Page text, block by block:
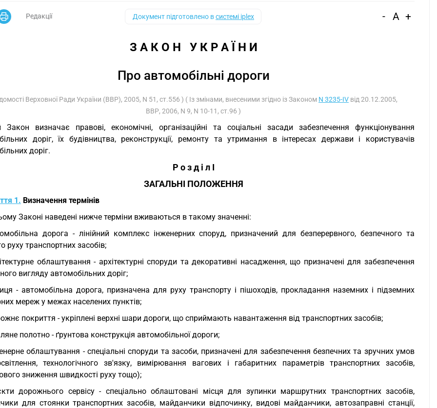
Редакції Документ підготовлено всистемі iplex - A +
З А К О Н   У К Р А Ї Н И
Про автомобільні дороги
Верховної Ради України (ВВР), 2005, N 51, ст.556 ) ( Із змінами, внесеними згідно із Законом N 3235-IV від 20.12.2005,
ВВР, 2006, N 9, N 10-11, ст.96 )
Закон визначає правові, економічні, організаційні та соціальні засади забезпечення функціонування
доріг, їх будівництва, реконструкції, ремонту та утримання в інтересах держави і користувачів
доріг.
Р о з д і л I
ЗАГАЛЬНІ ПОЛОЖЕННЯ
1. Визначення термінів
Законі наведені нижче терміни вживаються в такому значенні:
дорога - лінійний комплекс інженерних споруд, призначений для безперервного, безпечного та
руху транспортних засобів;
облаштування - архітектурні споруди та декоративні насадження, що призначені для забезпечення
вигляду автомобільних доріг;
- автомобільна дорога, призначена для руху транспорту і пішоходів, прокладання наземних і підземних
мереж у межах населених пунктів;
покриття - укріплені верхні шари дороги, що сприймають навантаження від транспортних засобів;
полотно - ґрунтова конструкція автомобільної дороги;
облаштування - спеціальні споруди та засоби, призначені для забезпечення безпечних та зручних умов
технологічного зв'язку, вимірювання вагових і габаритних параметрів транспортних засобів,
зниження швидкості руху тощо);
дорожнього сервісу - спеціально облаштовані місця для зупинки маршрутних транспортних засобів,
для стоянки транспортних засобів, майданчики відпочинку, видові майданчики, автозаправні станції,